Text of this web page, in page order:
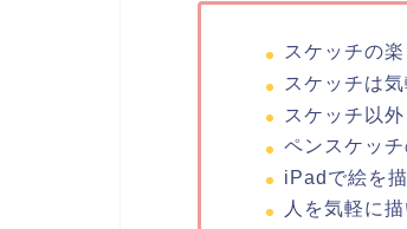
スケッチの楽
スケッチは気
スケッチ以
ペンスケッチ
iPadで絵を描
人を気軽に